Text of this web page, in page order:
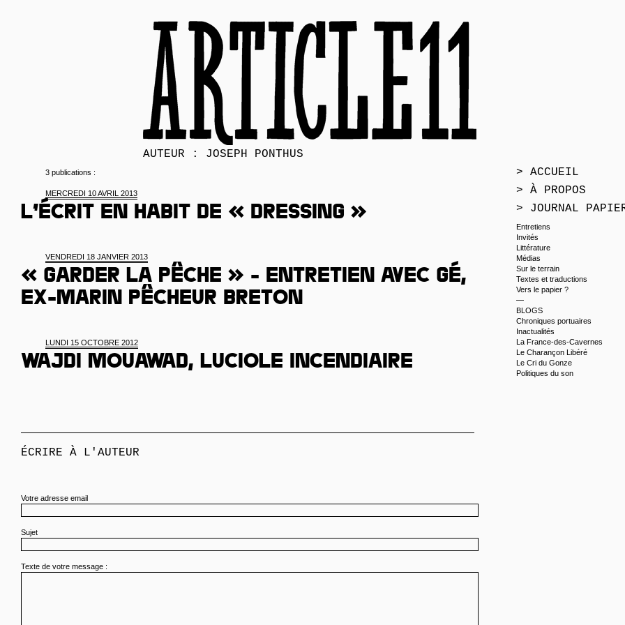
AUTEUR : JOSEPH PONTHUS
3 publications :
MERCREDI 10 AVRIL 2013
L’écrit en habit de « Dressing »
VENDREDI 18 JANVIER 2013
« Garder la pêche » - Entretien avec Gé,
ex-marin pêcheur breton
LUNDI 15 OCTOBRE 2012
Wajdi Mouawad, luciole incendiaire
ÉCRIRE À L'AUTEUR
Votre adresse email
Sujet
Texte de votre message :
> ACCUEIL
> À PROPOS
> JOURNAL
Entretiens
Invités
Littérature
Médias
Sur le terrain
Textes et traductions
Vers le papier ?
—
BLOGS
Chroniques portuaires
Inactualités
La France-des-Cavernes
Le Charançon Libéré
Le Cri du Gonze
Politiques du son